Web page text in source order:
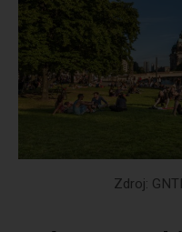
Zdroj: